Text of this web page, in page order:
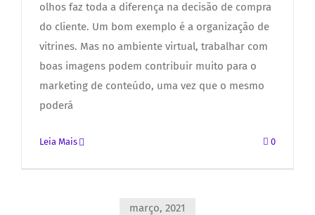
olhos faz toda a diferença na decisão de compra
do cliente. Um bom exemplo é a organização de
vitrines. Mas no ambiente virtual, trabalhar com
boas imagens podem contribuir muito para o
marketing de conteúdo, uma vez que o mesmo
poderá
Leia Mais 0
março, 2021